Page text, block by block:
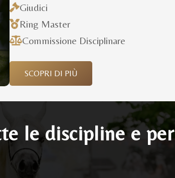
Giudici
Ring Master
Commissione Disciplinare
SCOPRI DI PIÙ
le discipline e per